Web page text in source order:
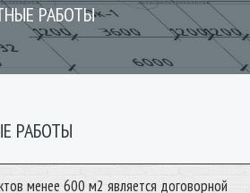
РАБОТЫ
РАБОТЫ
менее 600 м2 является договорной